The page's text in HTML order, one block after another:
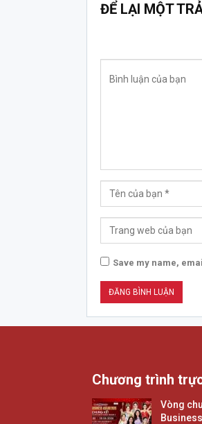
ĐỂ LẠI MỘT
Save my name,
Chương trình
Vòng